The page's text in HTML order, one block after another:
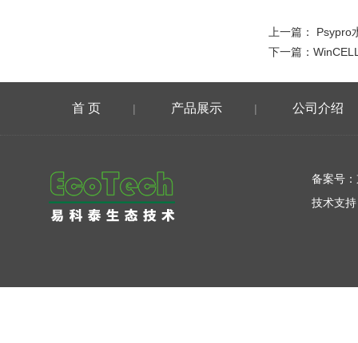
上一篇： Psypro
下一篇：
首 页 | 产品展示 | 公司介绍
备案号：
技术支